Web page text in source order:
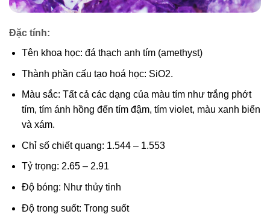
Đặc tính:
Tên khoa học: đá thạch anh tím (amethyst)
Thành phần cấu tạo hoá học: SiO2.
Màu sắc: Tất cả các dạng của màu tím như trắng phớt
tím, tím ánh hồng đến tím đậm, tím violet, màu xanh biển
và xám.
Chỉ số chiết quang: 1.544 – 1.553
Tỷ trọng: 2.65 – 2.91
Độ bóng: Như thủy tinh
Độ trong suốt: Trong suốt